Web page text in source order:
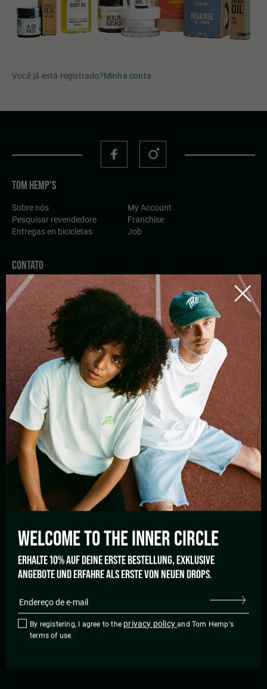
Você já está registrado?Minha conta
TOM HEMP'S
Sobre nós
Pesquisar revendedore
Entregas en bicicletas
My Account
Franchise
Job
CONTATO
Escreva-nos
Ligue-nos
Whatsapp
Contato
INSCREVA-SE NO BOLETIM DE NOTÍCIAS
By registering, I agree to theprivacy policy
and Tom Hemp's terms of
use.
BIKE
DELIVERY
STORE
PICK-UP
AJUDA
FAQ’s
Entrega e Formas de
pagamento
LANGUAGE
Português
WELCOME TO THEINNER CIRCLE
ERHALTE 10% AUF DEINE ERSTE BESTELLUNG, EXKLUSIVE
ANGEBOTE UND ERFAHRE ALS ERSTE VON NEUEN DROPS.
By registering, I agree to the privacy policyand Tom Hemp's
terms of use.